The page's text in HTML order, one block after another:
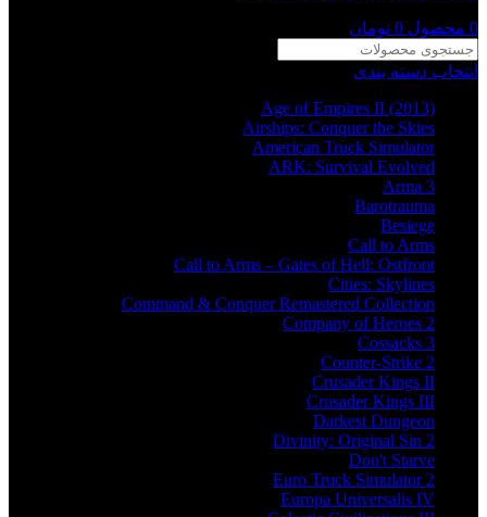
0 محصول 0 تومان
انتخاب دسته بندی
Age of Empires II (2013)
Airships: Conquer the Skies
American Truck Simulator
ARK: Survival Evolved
Arma 3
Barotrauma
Besiege
Call to Arms
Call to Arms – Gates of Hell: Ostfront
Cities: Skylines
Command & Conquer Remastered Collection
Company of Heroes 2
Cossacks 3
Counter-Strike 2
Crusader Kings II
Crusader Kings III
Darkest Dungeon
Divinity: Original Sin 2
Don't Starve
Euro Truck Simulator 2
Europa Universalis IV